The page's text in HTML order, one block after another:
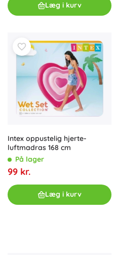
Læg i kurv
Intex oppustelig hjerte-
luftmadras 168 cm
På lager
99 kr.
Læg i kurv